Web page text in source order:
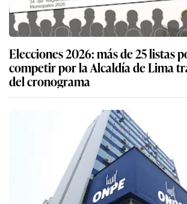
Elecciones 2026: más de 25 listas
competir por la Alcaldía de Lima
del cronograma